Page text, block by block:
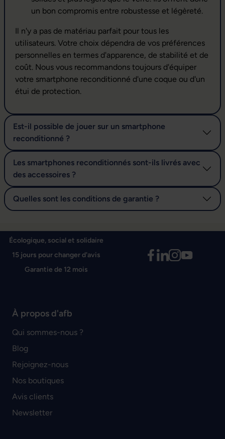
un bon compromis entre robustesse et légèreté.
Il n'y a pas de matériau parfait pour tous les
utilisateurs. Votre choix dépendra de vos préférences
personnelles en termes d'apparence, de stabilité et de
coût. Nous vous recommandons toujours d'équiper
votre smartphone reconditionné d'une coque ou d'un
étui de protection.
Est-il possible de jouer sur un smartphone
reconditionné ?
Les smartphones reconditionnés sont-ils livrés avec
des accessoires ?
Quelles sont les conditions de garantie ?
Écologique, social et solidaire
15 jours pour changer d'avis
Garantie de 12 mois
À propos d'afb
Qui sommes-nous ?
Blog
Rejoignez-nous
Nos boutiques
Avis clients
Newsletter